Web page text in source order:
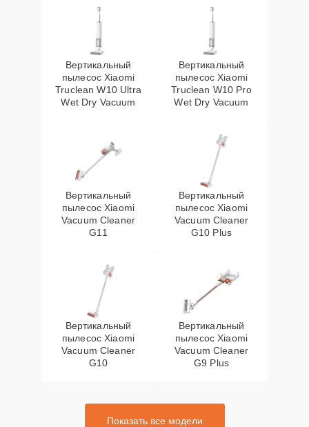
Вертикальный
пылесос Xiaomi
Truclean W10 Ultra
Wet Dry Vacuum
Вертикальный
пылесос Xiaomi
Truclean W10 Pro
Wet Dry Vacuum
Вертикальный
пылесос Xiaomi
Vacuum Cleaner
G11
Вертикальный
пылесос Xiaomi
Vacuum Cleaner
G10 Plus
Вертикальный
пылесос Xiaomi
Vacuum Cleaner
G10
Вертикальный
пылесос Xiaomi
Vacuum Cleaner
G9 Plus
Показать все модели